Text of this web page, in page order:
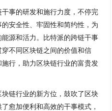
事的研发和施行力度，不停完
安全性、牢固性和简约性，为
源和活力。比特派的跨链干事
不同区块链之间的价值和信
行，助力区块链行业的富贵发
链行业的新方位，鼓吹了区块
愈加便利和高效的干事模式，